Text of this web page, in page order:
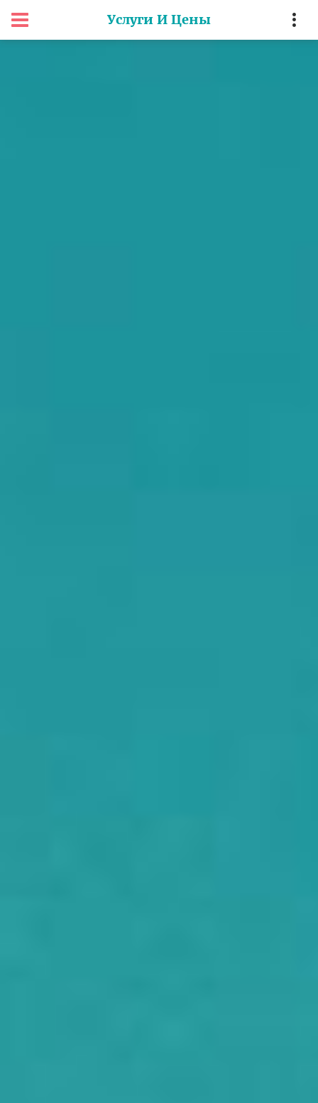
Услуги И Цены